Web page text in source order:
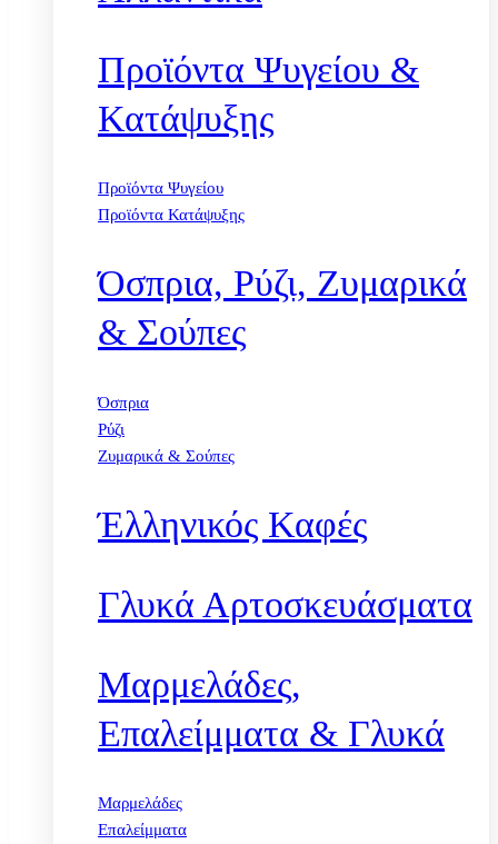
Προϊόντα Ψυγείου &
Κατάψυξης
Προϊόντα Ψυγείου
Προϊόντα Κατάψυξης
Όσπρια, Ρύζι, Ζυμαρικά
& Σούπες
Όσπρια
Ρύζι
Ζυμαρικά & Σούπες
Έλληνικός Καφές
Γλυκά Αρτοσκευάσματα
Μαρμελάδες,
Επαλείμματα & Γλυκά
Μαρμελάδες
Επαλείμματα